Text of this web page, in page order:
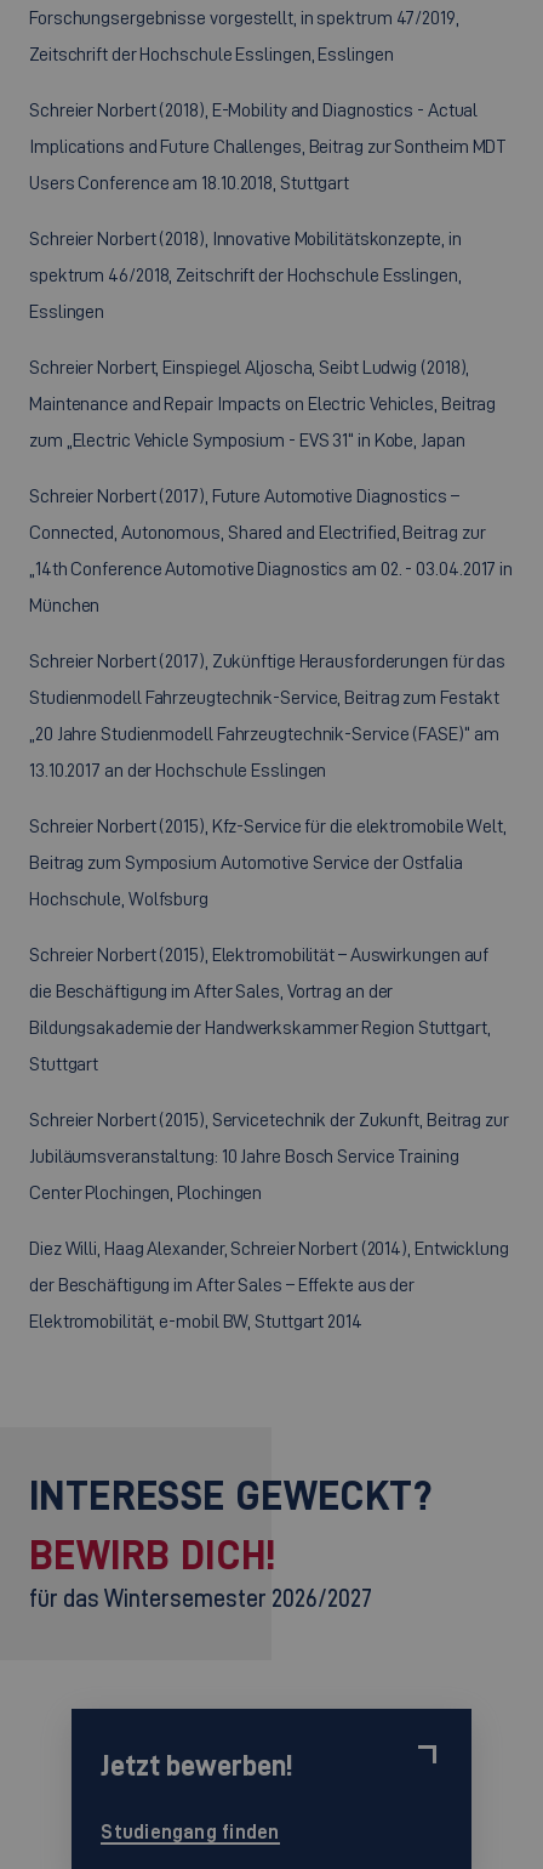
Forschungsergebnisse vorgestellt, in spektrum 47/2019,
Zeitschrift der Hochschule Esslingen, Esslingen
Schreier Norbert (2018), E-Mobility and Diagnostics - Actual
Implications and Future Challenges, Beitrag zur Sontheim MDT
Users Conference am 18.10.2018, Stuttgart
Schreier Norbert (2018), Innovative Mobilitätskonzepte, in
spektrum 46/2018, Zeitschrift der Hochschule Esslingen,
Esslingen
Schreier Norbert, Einspiegel Aljoscha, Seibt Ludwig (2018),
Maintenance and Repair Impacts on Electric Vehicles, Beitrag
zum „Electric Vehicle Symposium - EVS 31“ in Kobe, Japan
Schreier Norbert (2017), Future Automotive Diagnostics –
Connected, Autonomous, Shared and Electrified, Beitrag zur
„14th Conference Automotive Diagnostics am 02. - 03.04.2017 in
München
Schreier Norbert (2017), Zukünftige Herausforderungen für das
Studienmodell Fahrzeugtechnik-Service, Beitrag zum Festakt
„20 Jahre Studienmodell Fahrzeugtechnik-Service (FASE)“ am
13.10.2017 an der Hochschule Esslingen
Schreier Norbert (2015), Kfz-Service für die elektromobile Welt,
Beitrag zum Symposium Automotive Service der Ostfalia
Hochschule, Wolfsburg
Schreier Norbert (2015), Elektromobilität – Auswirkungen auf
die Beschäftigung im After Sales, Vortrag an der
Bildungsakademie der Handwerkskammer Region Stuttgart,
Stuttgart
Schreier Norbert (2015), Servicetechnik der Zukunft, Beitrag zur
Jubiläumsveranstaltung: 10 Jahre Bosch Service Training
Center Plochingen, Plochingen
Diez Willi, Haag Alexander, Schreier Norbert (2014), Entwicklung
der Beschäftigung im After Sales – Effekte aus der
Elektromobilität, e-mobil BW, Stuttgart 2014
INTERESSE GEWECKT?
BEWIRB DICH!
für das Wintersemester 2026/2027
Jetzt bewerben!
Studiengang finden